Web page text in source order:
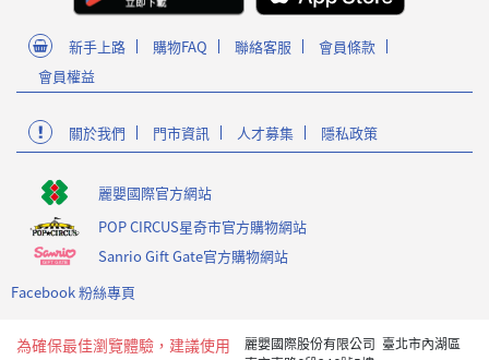
新手上路 購物FAQ 聯絡客服
會員條款
會員權益
關於我們 門市資訊 人才募集 隱私政策
麗嬰國際官方網站
POP CIRCUS星奇市官方購物網站
Sanrio Gift Gate官方購物網站
Facebook 粉絲專頁
為確保最佳瀏覽體驗，建議使用
麗嬰國際股份有限公司 臺北市內湖區